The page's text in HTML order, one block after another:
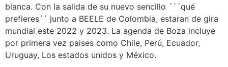
blanca. Con la salida de su nuevo sencillo ´´´qué
prefieres´´ junto a BEELE de Colombia, estaran de gira
mundial este 2022 y 2023. La agenda de Boza incluye
por primera vez paises como Chile, Perú, Ecuador,
Uruguay, Los estados unidos y México.